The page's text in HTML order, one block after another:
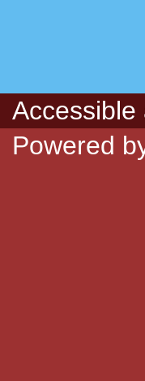
Accessible
Powered